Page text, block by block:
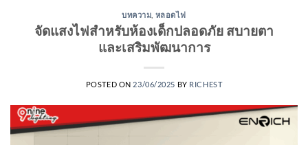
บทความ หลอดไฟ
จัดแสงไฟสำหรับห้องเด็กปลอดภัย สบายตา
และเสริมพัฒนาการ
POSTED ON 23/06/2025 BY RICHEST